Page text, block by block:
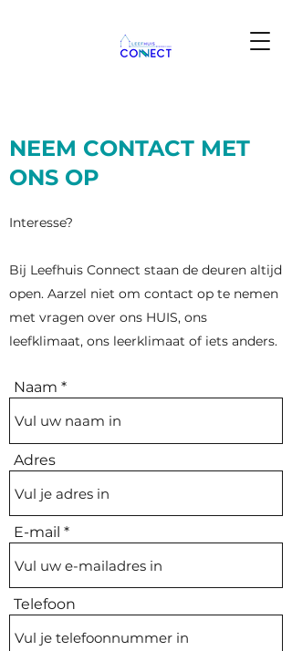
NEEM CONTACT MET
ONS OP
Interesse?
Bij Leefhuis Connect staan de deuren altijd
open. Aarzel niet om contact op te nemen
met vragen over ons HUIS, ons
leefklimaat, ons leerklimaat of iets anders.
Naam
Adres
E-mail
Telefoon